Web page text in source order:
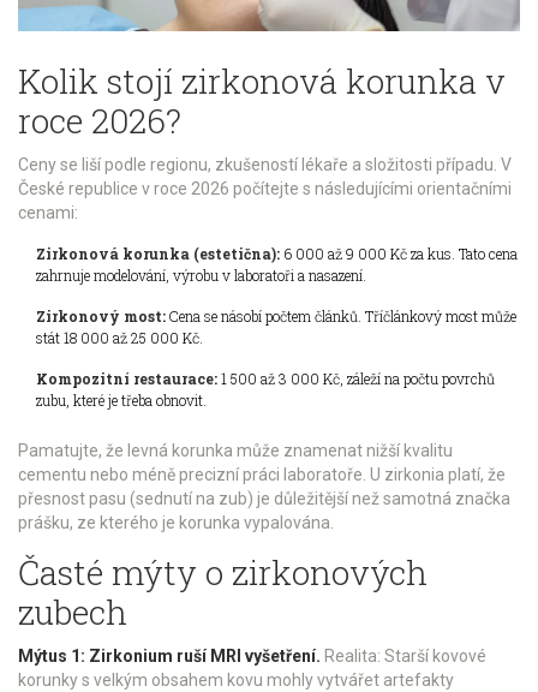
Kolik stojí zirkonová korunka v
roce 2026?
Ceny se liší podle regionu, zkušeností lékaře a složitosti případu. V
České republice v roce 2026 počítejte s následujícími orientačními
cenami:
Zirkonová korunka (estetična): 6 000 až 9 000 Kč za kus. Tato cena
zahrnuje modelování, výrobu v laboratoři a nasazení.
Zirkonový most:Cena se násobí počtem článků. Tříčlánkový most může
stát 18 000 až 25 000 Kč.
Kompozitní restaurace:1 500 až 3 000 Kč, záleží na počtu povrchů
zubu, které je třeba obnovit.
Pamatujte, že levná korunka může znamenat nižší kvalitu
cementu nebo méně precizní práci laboratoře. U zirkonia platí, že
přesnost pasu (sednutí na zub) je důležitější než samotná značka
prášku, ze kterého je korunka vypalována.
Časté mýty o zirkonových
zubech
Mýtus 1: Zirkonium ruší MRI vyšetření. Realita: Starší kovové
korunky s velkým obsahem kovu mohly vytvářet artefakty